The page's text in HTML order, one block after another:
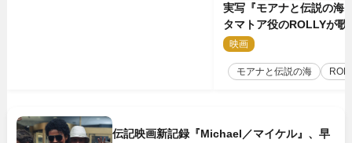
実写『モアナと伝説の海
タマトア役のROLLYが歌
スな劇中歌「シャイニー
映画
モアナと伝説の海
伝記映画新記録『Michael／マイケル』、早